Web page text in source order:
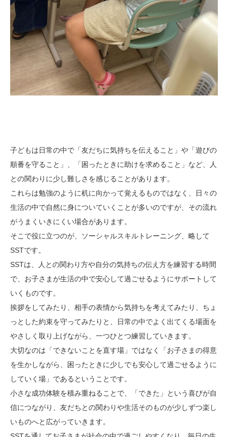
子どもは日常の中で「友だちに気持ちを伝えること」や「遊びの
順番を守ること」、「困ったときに助けを求めること」など、人
との関わりに少し難しさを感じることがあります。
これらは勉強のように机に向かって覚えるものではなく、日々の
生活の中で自然に身についていくことが多いのですが、その流れ
がうまくいきにくい場合があります。
そこで役に立つのが、ソーシャルスキルトレーニング、略して
SSTです。
SSTは、人との関わり方や自分の気持ちの伝え方を練習する時間
で、お子さまが生活の中で安心して過ごせるようにサポートして
いくものです。
挨拶をしてみたり、相手の表情から気持ちを考えてみたり、ちょ
っとした約束を守ってみたりと、日常の中でよく出てくる場面を
やさしく取り上げながら、一つひとつ練習していきます。
大切なのは「できないことを直す場」ではなく「お子さまの得意
を生かしながら、困ったときに少しでも安心して過ごせるように
していく場」であるということです。
小さな成功体験を積み重ねることで、「できた」という喜びが自
信につながり、友だちとの関わりや生活そのものが少しずつ楽し
いものへと広がっていきます。